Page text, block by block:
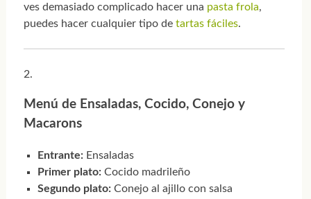
ves demasiado complicado hacer una pasta frola,
puedes hacer cualquier tipo de tartas fáciles.
Menú de Ensaladas, Cocido, Conejo y
Macarons
Entrante: Ensaladas
Primer plato: Cocido madrileño
Segundo plato: Conejo al ajillo con salsa